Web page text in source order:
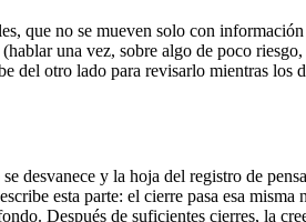
que no se mueven solo con
una vez, sobre algo de poco
del otro lado para revisarlo mientras los
desvanece y la hoja del registro de
esta parte: el cierre pasa esa
Después de suficientes cierres, la